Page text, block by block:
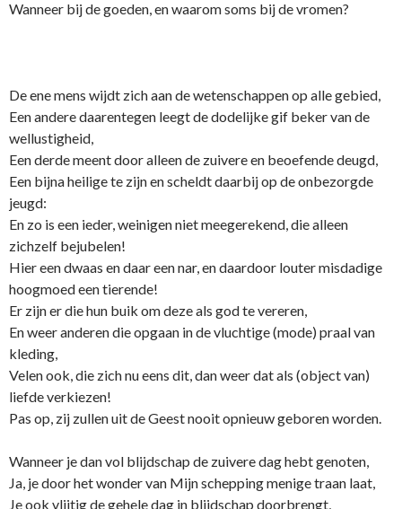
Wanneer bij de goeden, en waarom soms bij de vromen?
De ene mens wijdt zich aan de wetenschappen op alle gebied,
Een andere daarentegen leegt de dodelijke gif beker van de
wellustigheid,
Een derde meent door alleen de zuivere en beoefende deugd,
Een bijna heilige te zijn en scheldt daarbij op de o­nbezorgde
jeugd:
En zo is een ieder, weinigen niet meegerekend, die alleen
zichzelf bejubelen!
Hier een dwaas en daar een nar, en daardoor louter misdadige
hoogmoed een tierende!
Er zijn er die hun buik om deze als god te vereren,
En weer anderen die opgaan in de vluchtige (mode) praal van
kleding,
Velen ook, die zich nu eens dit, dan weer dat als (object van)
liefde verkiezen!
Pas op, zij zullen uit de Geest nooit opnieuw geboren worden.
Wanneer je dan vol blijdschap de zuivere dag hebt genoten,
Ja, je door het wonder van Mijn schepping menige traan laat,
Je ook vlijtig de gehele dag in blijdschap doorbrengt,